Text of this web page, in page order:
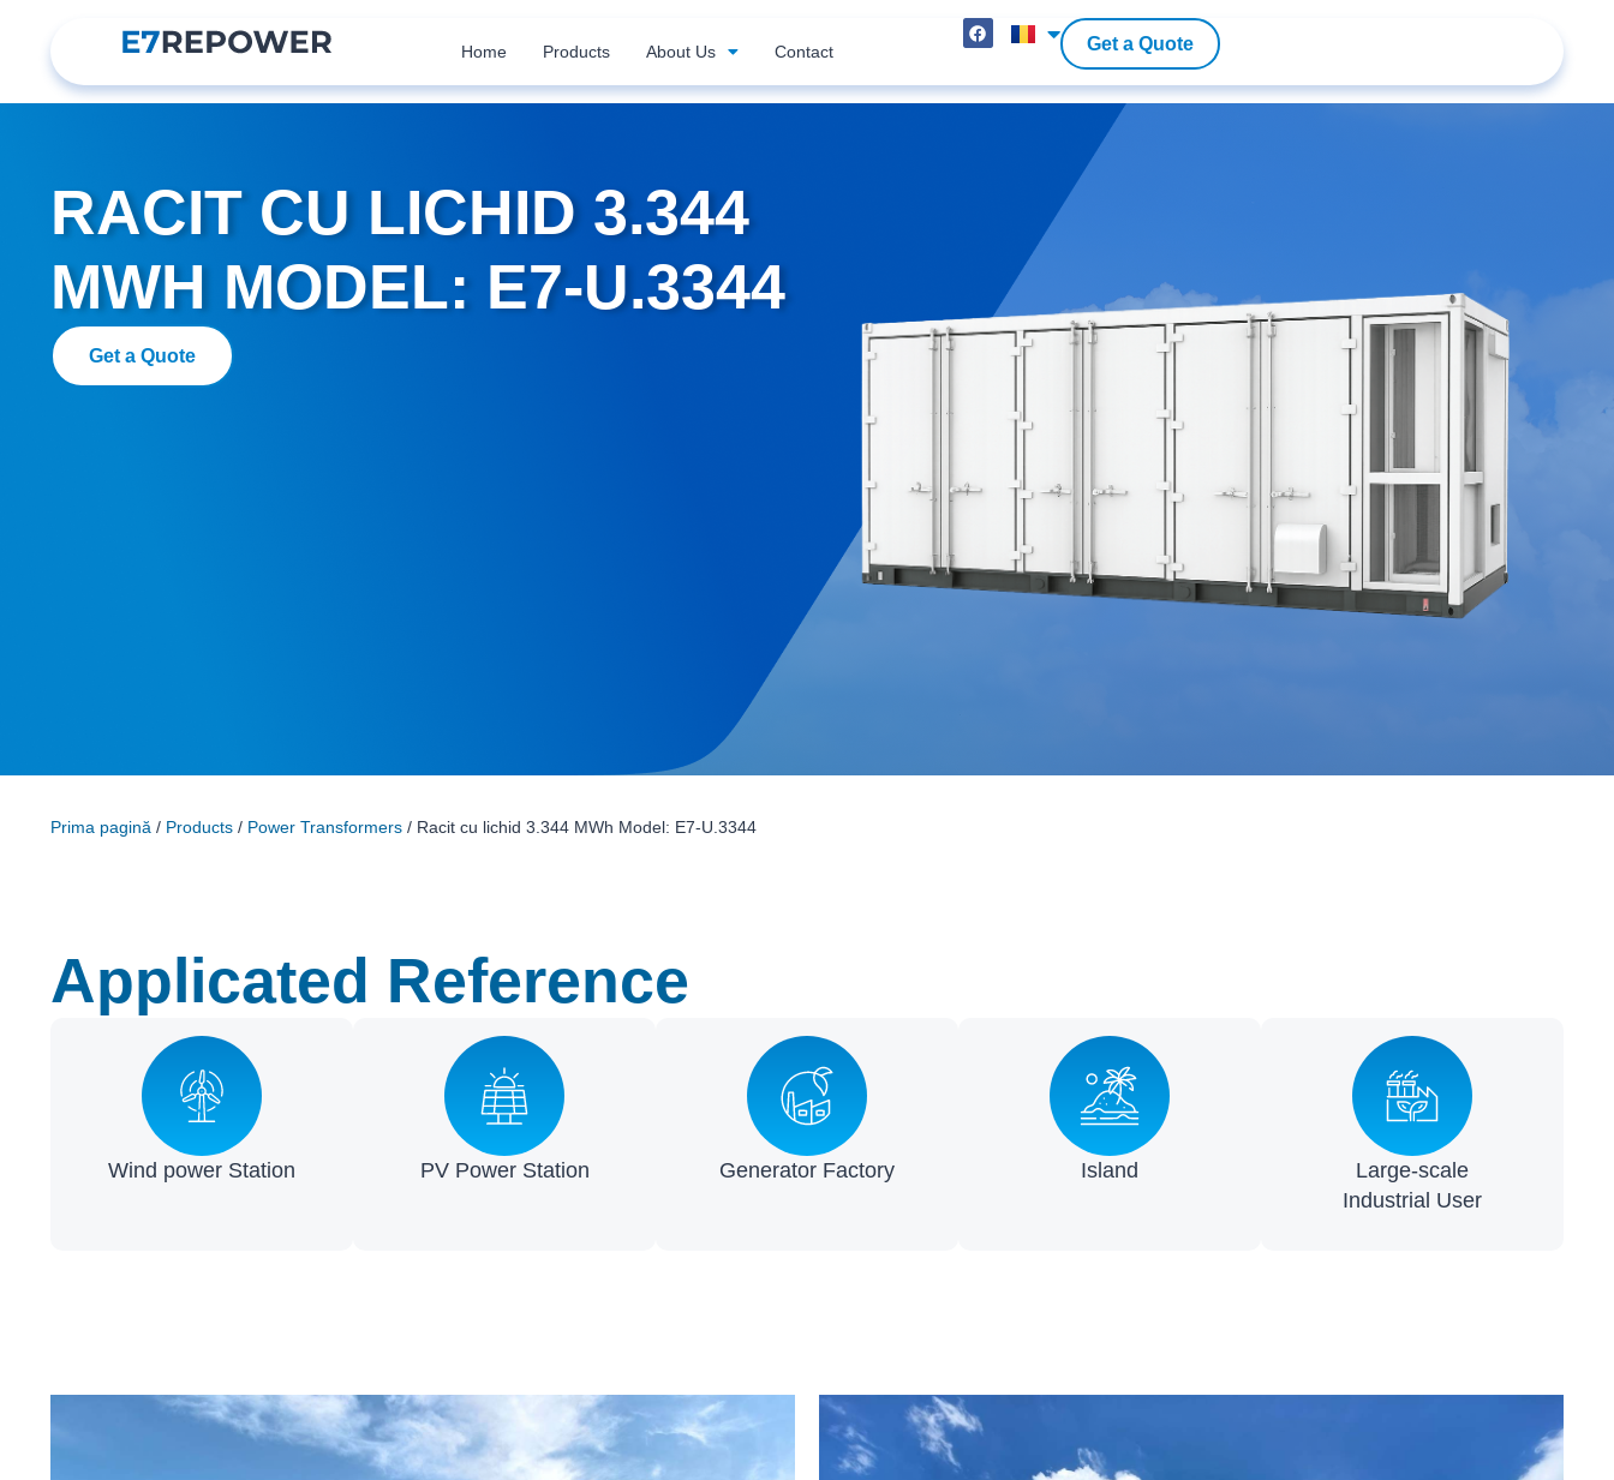
Home Products About Us Contact Get a Quote
RACIT CU LICHID 3.344
MWH MODEL: E7-U.3344
Get a Quote
Prima pagină / Products / Power Transformers / Racit cu lichid 3.344 MWh Model: E7-U.3344
Applicated Reference
Wind power Station​ PV Power Station Generator Factory Island
Large-scale
Industrial User